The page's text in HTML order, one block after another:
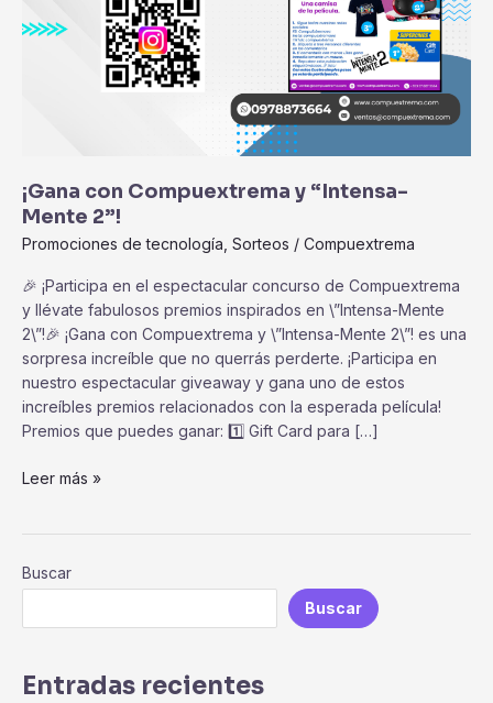
¡Gana con Compuextrema y “Intensa-
Mente 2”!
Promociones de tecnología Sorteos / Compuextrema
🎉 ¡Participa en el espectacular concurso de Compuextrema
y llévate fabulosos premios inspirados en \”Intensa-Mente
2\”!🎉 ¡Gana con Compuextrema y \”Intensa-Mente 2\”! es una
sorpresa increíble que no querrás perderte. ¡Participa en
nuestro espectacular giveaway y gana uno de estos
increíbles premios relacionados con la esperada película!
Premios que puedes ganar: 1️⃣ Gift Card para […]
¡Gana
“Intensa-
Leer más »
Buscar
Buscar
Entradas recientes